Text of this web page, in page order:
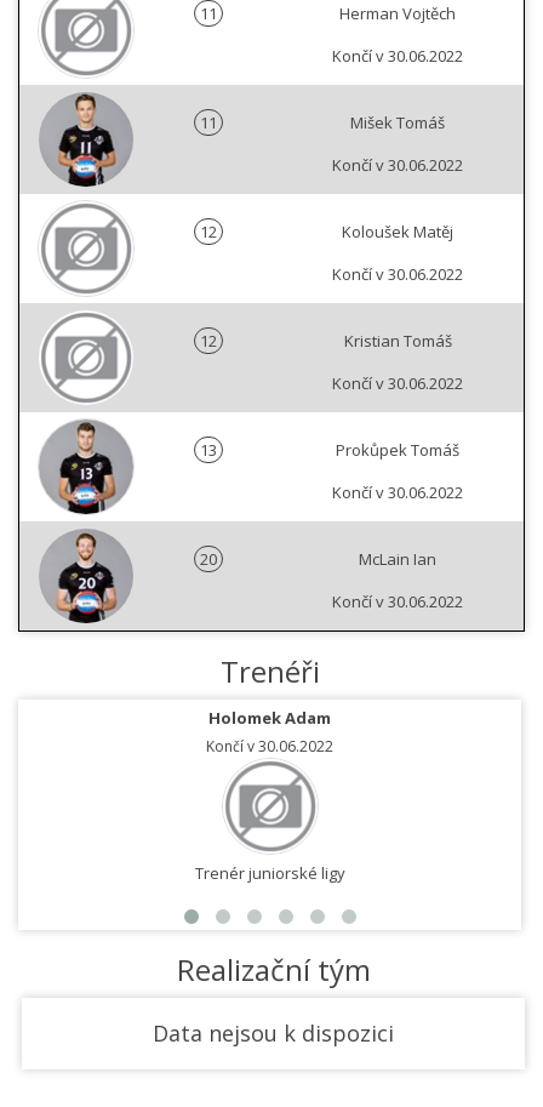
11
Herman Vojtěch
Končí v 30.06.2022
11
Mišek Tomáš
Končí v 30.06.2022
12
Koloušek Matěj
Končí v 30.06.2022
12
Kristian Tomáš
Končí v 30.06.2022
13
Prokůpek Tomáš
Končí v 30.06.2022
20
McLain Ian
Končí v 30.06.2022
Trenéři
Holomek Adam
Končí v 30.06.2022
Trenér juniorské ligy
Realizační tým
Data nejsou k dispozici